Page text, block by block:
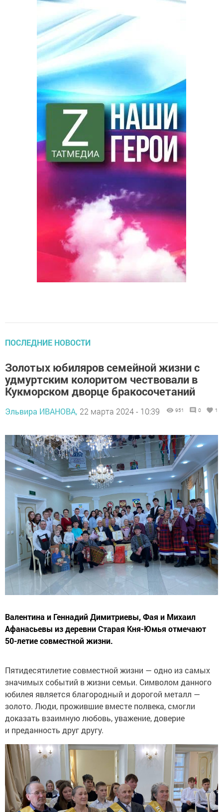
ПОСЛЕДНИЕ НОВОСТИ
Золотых юбиляров семейной жизни с
удмуртским колоритом чествовали в
Кукморском дворце бракосочетаний
Эльвира ИВАНОВА, 22 марта 2024 - 10:39 951 0 1
Валентина и Геннадий Димитриевы, Фая и Михаил
Афанасьевы из деревни Старая Кня-Юмья отмечают
50-летие совместной жизни.
Пятидесятилетие совместной жизни — одно из самых
значимых событий в жизни семьи. Символом данного
юбилея является благородный и дорогой металл —
золото. Люди, прожившие вместе полвека, смогли
доказать взаимную любовь, уважение, доверие
и преданность друг другу.